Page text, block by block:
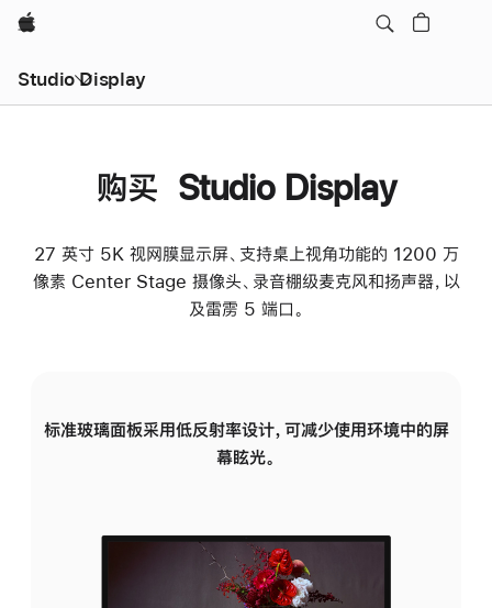
Apple
Studio Display
购买 Studio Display
27 英寸 5K 视网膜显示屏、支持桌上视角功能的 1200 万
像素 Center Stage 摄像头、录音棚级麦克风和扬声器，以
及雷雳 5 端口。
标准玻璃面板采用低反射率设计，可减少使用环境中的屏
幕眩光。